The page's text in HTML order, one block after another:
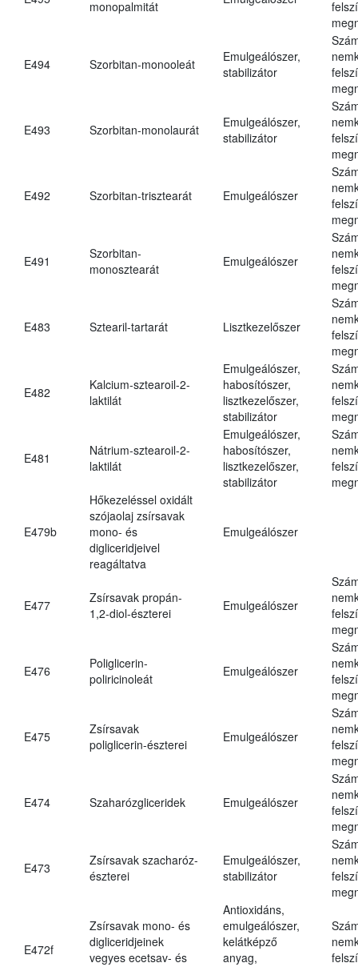
monopalmitát
E494 Szorbitan-monooleát
Emulgeálószer,
stabilizátor
E493 Szorbitan-monolaurát
Emulgeálószer,
stabilizátor
E492 Szorbitan-trisztearát Emulgeálószer
E491
Szorbitan-
monosztearát
Emulgeálószer
E483 Sztearil-tartarát Lisztkezelőszer
E482
Kalcium-sztearoil-2-
laktilát
Emulgeálószer,
habosítószer,
lisztkezelőszer,
stabilizátor
E481
Nátrium-sztearoil-2-
laktilát
Emulgeálószer,
habosítószer,
lisztkezelőszer,
stabilizátor
E479b
Hőkezeléssel oxidált
szójaolaj zsírsavak
mono- és
digliceridjeivel
reagáltatva
Emulgeálószer
E477
Zsírsavak propán-
1,2-diol-észterei
Emulgeálószer
E476
Poliglicerin-
poliricinoleát
Emulgeálószer
E475
Zsírsavak
poliglicerin-észterei
Emulgeálószer
E474 Szaharózgliceridek Emulgeálószer
E473
Zsírsavak szacharóz-
észterei
Emulgeálószer,
stabilizátor
E472f
Zsírsavak mono- és
digliceridjeinek
vegyes ecetsav- és
Antioxidáns,
emulgeálószer,
kelátképző
anyag,